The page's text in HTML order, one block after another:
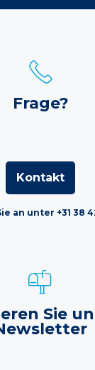
Frage?
Kontakt
an unter +31 38
Sie